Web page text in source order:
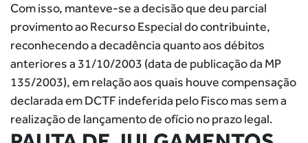
Com isso, manteve-se a decisão que deu parcial
provimento ao Recurso Especial do contribuinte,
reconhecendo a decadência quanto aos débitos
anteriores a 31/10/2003 (data de publicação da MP
135/2003), em relação aos quais houve compensação
declarada em DCTF indeferida pelo Fisco mas sem a
realização de lançamento de ofício no prazo legal.